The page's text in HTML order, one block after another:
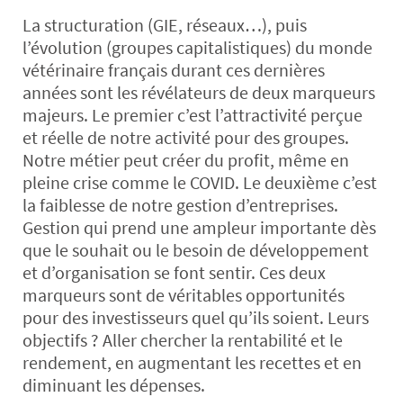
La structuration (GIE, réseaux…), puis
l’évolution (groupes capitalistiques) du monde
vétérinaire français durant ces dernières
années sont les révélateurs de deux marqueurs
majeurs. Le premier c’est l’attractivité perçue
et réelle de notre activité pour des groupes.
Notre métier peut créer du profit, même en
pleine crise comme le COVID. Le deuxième c’est
la faiblesse de notre gestion d’entreprises.
Gestion qui prend une ampleur importante dès
que le souhait ou le besoin de développement
et d’organisation se font sentir. Ces deux
marqueurs sont de véritables opportunités
pour des investisseurs quel qu’ils soient. Leurs
objectifs ? Aller chercher la rentabilité et le
rendement, en augmentant les recettes et en
diminuant les dépenses.